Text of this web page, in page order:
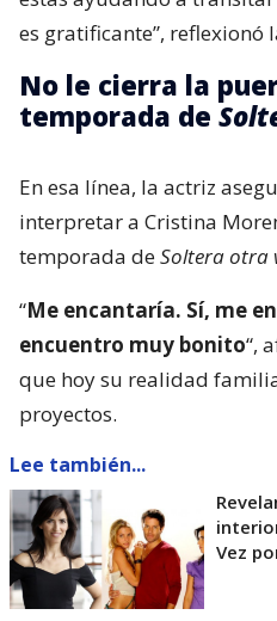
es gratificante”, reflexionó
No le cierra la
temporada de
En esa línea, la actriz
interpretar a Cristina
temporada deSoltera otra
“Me encantaría. Sí, me
encuentro muy bonito“,
que hoy su realidad
proyectos.
Lee también...
Vez